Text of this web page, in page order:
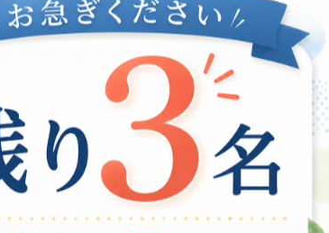
の習得をサポートしています。具体的には
広く指導しています。また、それぞれの方
操作が必要となる方はぜひ、弊社の就労支
ように、弊社では就労支援を通じてパソコ
っており、パソコンスキルは必須のスキル